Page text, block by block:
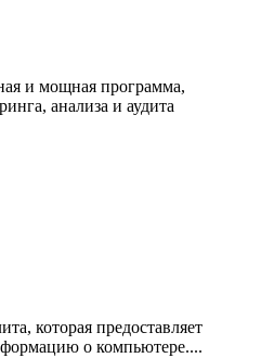
и мощная программа,
анализа и аудита
которая предоставляет
о компьютере....